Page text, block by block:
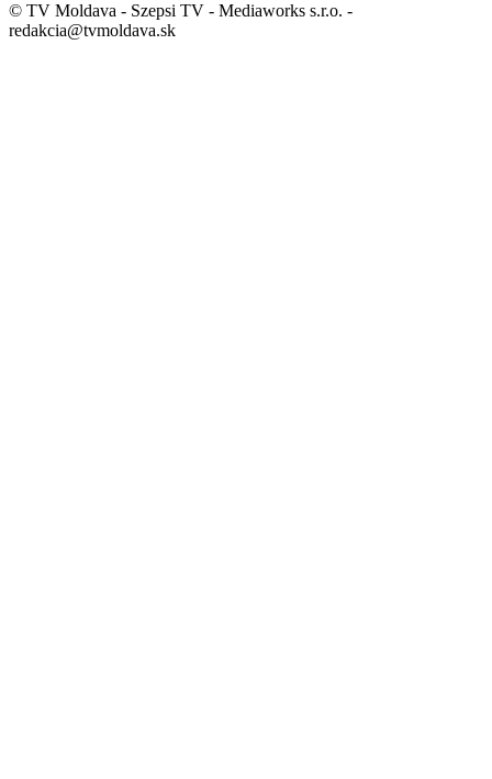
© TV Moldava - Szepsi TV - Mediaworks s.r.o. -
redakcia@tvmoldava.sk